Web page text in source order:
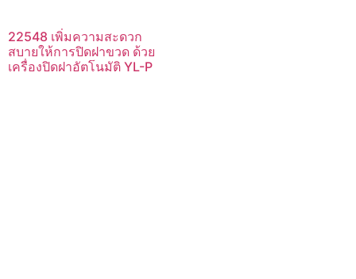
22548 เพิ่มความสะดวก
สบายให้การปิดฝาขวด ด้วย
เครื่องปิดฝาอัตโนมัติ YL-P